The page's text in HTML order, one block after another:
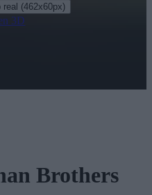
real (462x60px)
3D
Brothers